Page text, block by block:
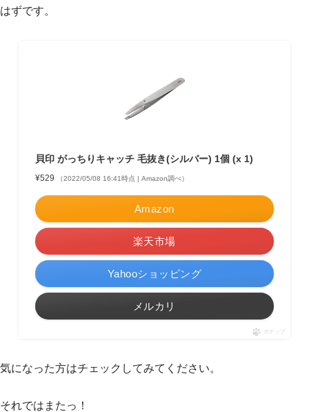
はずです。
貝印 がっちりキャッチ 毛抜き(シルバー) 1個 (x 1)
¥529 （2022/05/08 16:41時点 | Amazon調べ）
Amazon
楽天市場
Yahooショッピング
メルカリ
ポチップ
気になった方はチェックしてみてください。
それではまたっ！